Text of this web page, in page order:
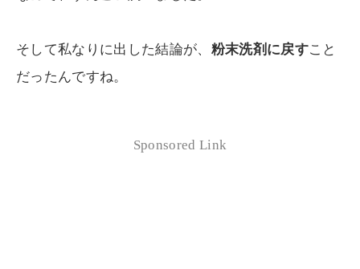
そして私なりに出した結論が、 粉末洗剤に戻すこと
だったんですね。
Sponsored Link